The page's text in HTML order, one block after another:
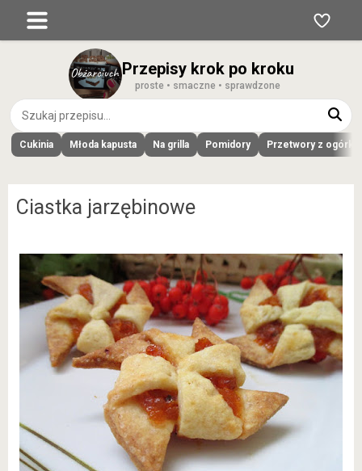
Przepisy krok po kroku
proste • smaczne • sprawdzone
Cukinia Młoda kapusta Na grilla Pomidory Przetwory z
Ciastka jarzębinowe